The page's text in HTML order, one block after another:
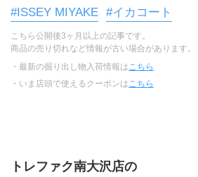
#ISSEY MIYAKE #イカコート
こちら公開後3ヶ月以上の記事です。
商品の売り切れなど情報が古い場合があります。
・最新の掘り出し物入荷情報は こちら
・いま店頭で使えるクーポンは こちら
トレファク南大沢店の